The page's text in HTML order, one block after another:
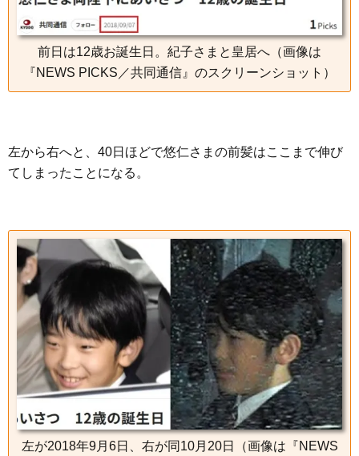
前日は12歳お誕生日。紀子さまと皇居へ（画像は
『NEWS PICKS／共同通信』のスクリーンショット）
左から右へと、40日ほどで悠仁さまの前髪はここまで伸び
てしまったことになる。
左が2018年9月6日、右が同10月20日（画像は『NEWS